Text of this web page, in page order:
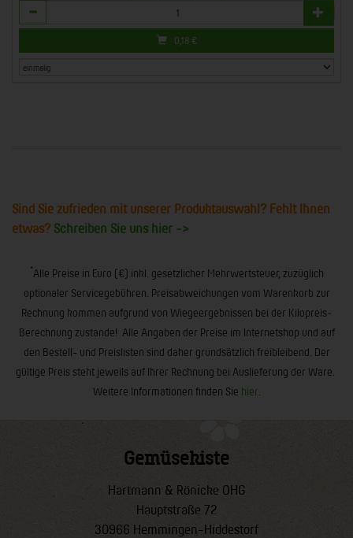
Anzahl
0,18 €
Sind Sie zufrieden mit unserer Produktauswahl? Fehlt Ihnen
etwas? Schreiben Sie uns hier ->
*Alle Preise in Euro (€) inkl. gesetzlicher Mehrwertsteuer, zuzüglich
optionaler Servicegebühren. Preisabweichungen vom Warenkorb zur
Rechnung kommen aufgrund von Wiegeergebnissen bei der Kilopreis-
Berechnung zustande! Alle Angaben der Preise im Internetshop und auf
den Bestell- und Preislisten sind daher grundsätzlich freibleibend. Der
gültige Preis steht jeweils auf Ihrer Rechnung bei Auslieferung der Ware.
Weitere Informationen finden Sie hier
Gemüsekiste
Hartmann & Rönicke OHG
Hauptstraße 72
30966 Hemmingen-Hiddestorf